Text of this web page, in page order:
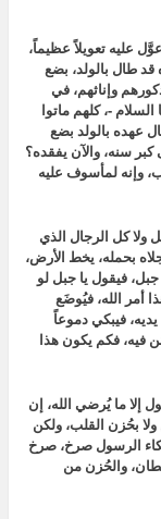
عليه تعويلاً عظيماً،
طال بالولد، بضع
وإناثهم، في
-، كلهم ماتوا
عهده بالولد بضع
سنه، والآن يفقده؟
وإنه لمأسوف عليه
ولا كل الرجال الذي
بحمله، يخط الأرض،
فيقول يا جبل لو
أمر الله، فيُوضَع
فيبكي دموعاً
فيه، فكم يكون هذا
إلا ما يُرضي الله، إن
ولا بحُزن القلب، ولكن
الرسول صرخ، صرخ
والحُزن من